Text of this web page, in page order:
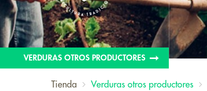
VERDURAS OTROS PRODUCTORES
Tienda Verduras otros productores